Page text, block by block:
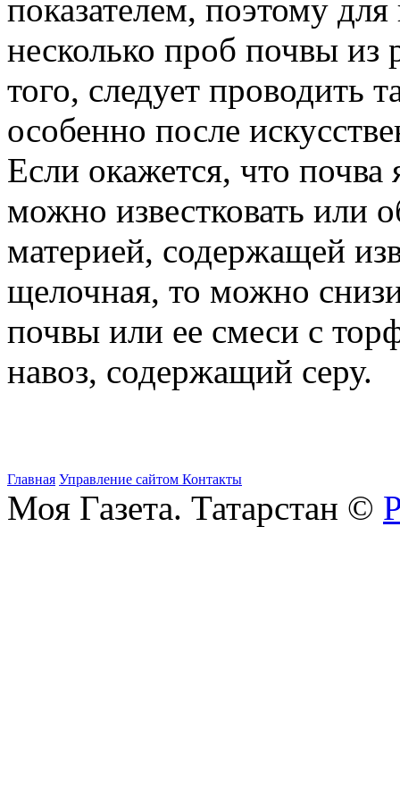
показателем, поэтому для
несколько проб почвы из
того, следует проводить
особенно после
Если окажется, что почва
можно известковать или
материей, содержащей
щелочная, то можно
почвы или ее смеси с
навоз, содержащий серу.
Главная Управление сайтом Контакты
Моя Газета. Татарстан ©